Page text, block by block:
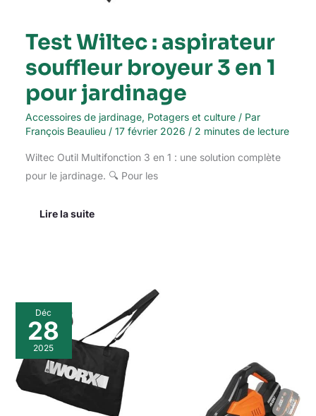
Test Wiltec : aspirateur
souffleur broyeur 3 en 1
pour jardinage
Accessoires de jardinage, Potagers et culture/ Par
François Beaulieu / 17 février 2026 / 2 minutes de lecture
Wiltec Outil Multifonction 3 en 1 : une solution complète
pour le jardinage. 🔍 Pour les
Lire la suite
Déc
28
2025
Test
du
puissant
aspirateur-
souffleur
WORX
WG583E.9
sans